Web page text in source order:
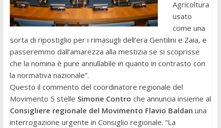
Agricoltura
usato
come una
sorta di ripostiglio per i rimasugli dell’era Gentilini e Zaia, e
passeremmo dall’amarezza alla mestizia se si scoprisse
che la nomina è pure annullabile in quanto in contrasto con
la normativa nazionale”.
Questo il commento del coordinatore regionale del
Movimento 5 stelle Simone Contro che annuncia insieme al
Consigliere regionale del Movimento Flavio Baldan una
interrogazione urgente in Consiglio regionale. “La